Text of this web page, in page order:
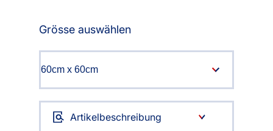
Grösse auswählen
Artikelbeschreibung